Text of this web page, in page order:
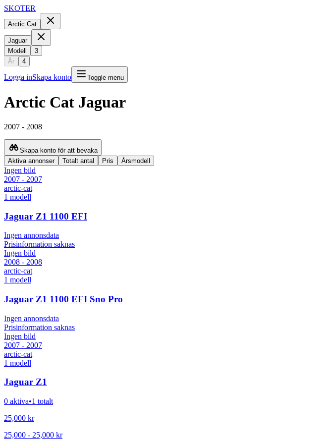
SKOTER
Arctic Cat
Jaguar
Modell
3
År
4
Logga inSkapa konto Toggle menu
Arctic Cat Jaguar
2007 - 2008
Skapa konto för att bevaka
Aktiva annonser
Totalt antal Pris Årsmodell
Ingen bild
2007 - 2007
arctic-cat
1 modell
Jaguar Z1 1100 EFI
Ingen annonsdata
Prisinformation saknas
Ingen bild
2008 - 2008
arctic-cat
1 modell
Jaguar Z1 1100 EFI Sno Pro
Ingen annonsdata
Prisinformation saknas
Ingen bild
2007 - 2007
arctic-cat
1 modell
Jaguar Z1
0 aktiva•1 totalt
25,000 kr
25,000 - 25,000 kr